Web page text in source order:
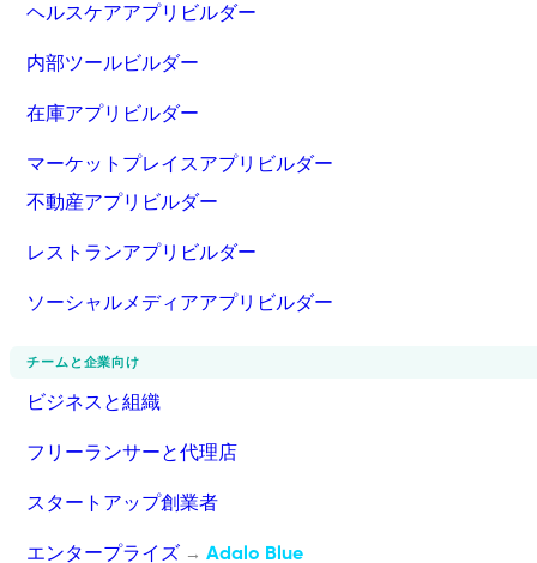
ヘルスケアアプリビルダー
内部ツールビルダー
在庫アプリビルダー
マーケットプレイスアプリビルダー
不動産アプリビルダー
レストランアプリビルダー
ソーシャルメディアアプリビルダー
チームと企業向け
ビジネスと組織
フリーランサーと代理店
スタートアップ創業者
エンタープライズ → Adalo Blue